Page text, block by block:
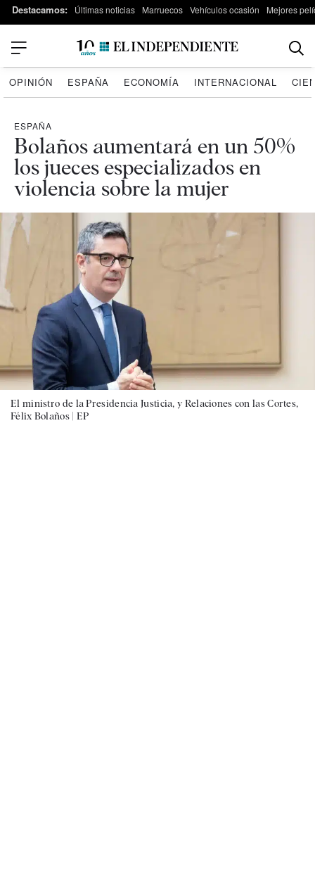
Destacamos: Últimas noticias Marruecos Vehículos ocasión Mejores
OPINIÓN ESPAÑA ECONOMÍA INTERNACIONAL
ESPAÑA
Bolaños aumentará en un 50%
los jueces especializados en
violencia sobre la mujer
El ministro de la Presidencia Justicia, y Relaciones con las Cortes,
Félix Bolaños | EP